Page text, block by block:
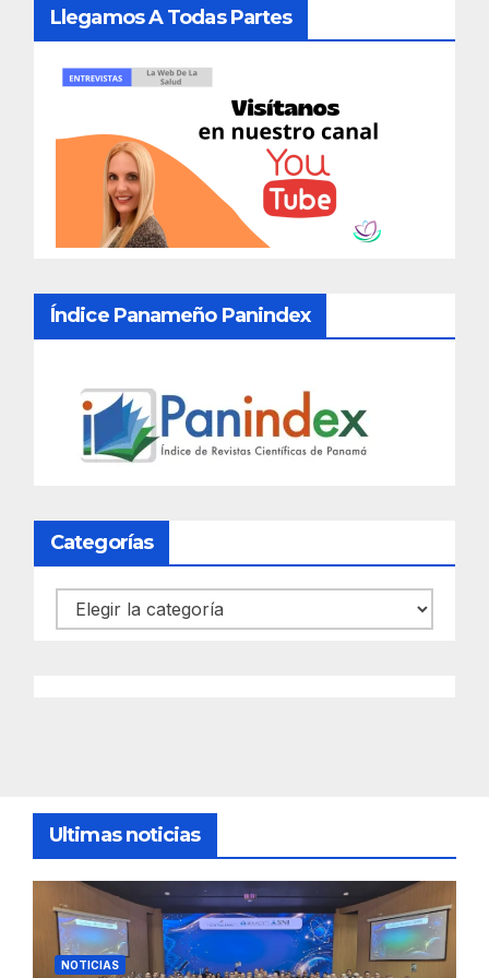
Llegamos A Todas Partes
Índice Panameño Panindex
Categorías
Categorías
Ultimas noticias
NOTICIAS